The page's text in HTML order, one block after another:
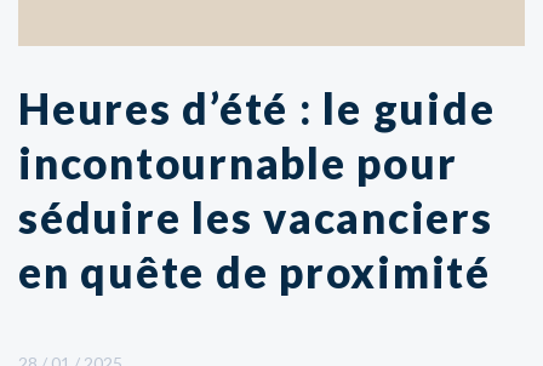
Heures d’été : le guide
incontournable pour
séduire les vacanciers
en quête de proximité